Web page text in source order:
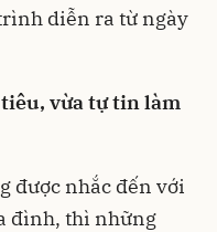
diễn ra từ ngày
vừatự tin làm
được nhắc đến với
đình, thì những